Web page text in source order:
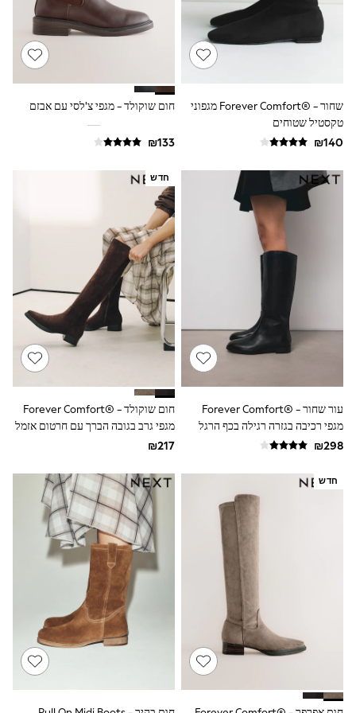
Skirts
All Bags & Accessories
New In
Hoodies & Sweatshirts
Leggings, Joggers & Shorts
Swim
Sneakers
adidas
Nike
All Baby & Nursery
New in
Rompersuits & Dungarees
Bodysuits
Shop All
New in
50 - 98cm
98 - 116cm
166 - 168cm
Trending Now: Baggy Jeans
The White Edit
Trending Now: Wide Leg Trousers
Toy Story
THE SET
Shop All Clothing
Babygrows & Sleepsuits
Bodysuits & Vests
Coats & Jackets
Joggers
Jumpers & Knitwear
Loungewear
Nightwear & Pyjamas
Polo Shirts
שחור - ®Forever Comfort מגפוני
טקסטיל שטוחים
חום שוקולד - מגפי צ'לסי עם אבזם
עור שחור - ®Forever Comfort
מגפי רכיבה בגזרה רגילה בכף הרגל
ובגזרה רחבה בשוק
חדש
חום שוקולד - ®Forever Comfort
מגפי גרב בגובה הברך עם חרטום אזמל
מחודד
חדש